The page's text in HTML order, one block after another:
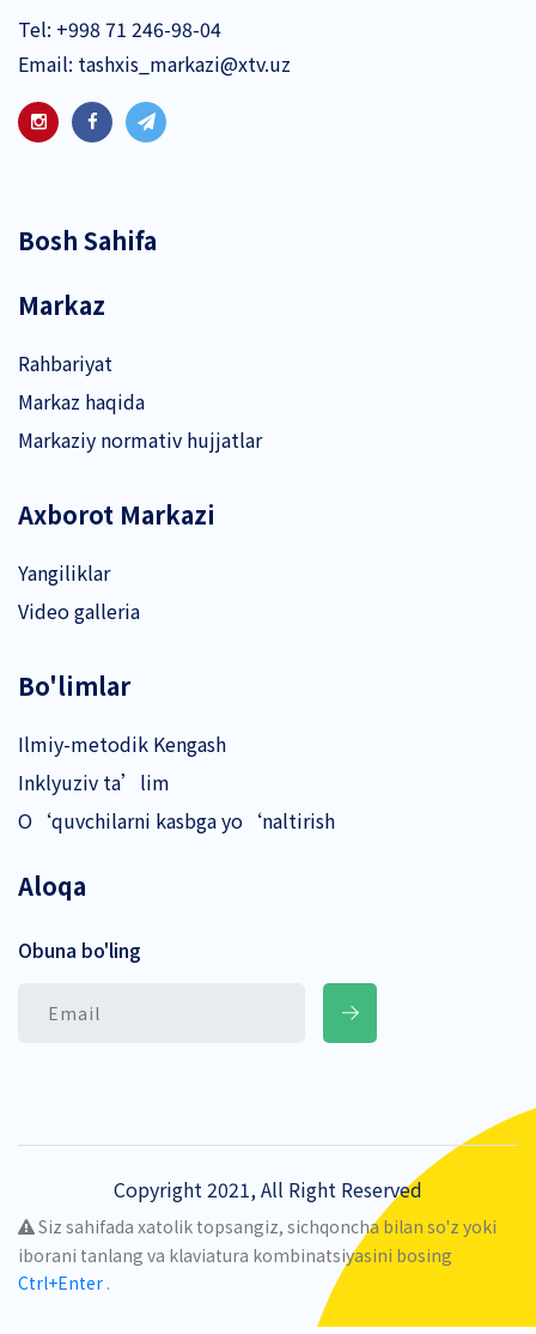
Tel: +998 71 246-98-04
Email: tashxis_markazi@xtv.uz
Bosh Sahifa
Markaz
Rahbariyat
Markaz haqida
Markaziy normativ hujjatlar
Axborot Markazi
Yangiliklar
Video galleria
Bo'limlar
Ilmiy-metodik Kengash
Inklyuziv ta’lim
O‘quvchilarni kasbga yo‘naltirish
Aloqa
Obuna bo'ling
Copyright 2021, All Right Reserved
Siz sahifada xatolik topsangiz, sichqoncha bilan so'z yoki
iborani tanlang va klaviatura kombinatsiyasini bosing
Ctrl+Enter .